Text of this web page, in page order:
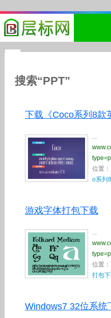
搜索“PPT”
下载《Coco系列8款
...
位置：
o系列
游戏字体打包下载
...
位置：
打包
Windows7 32位系统